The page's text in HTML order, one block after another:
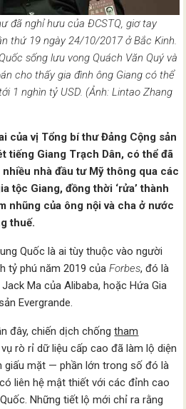
đã nghỉ hưu của ĐCSTQ, giơ tay
thứ 19 ngày 24/10/2017 ở Bắc Kinh.
sống lưu vong Quách Văn Quý và
cho thấy gia đình ông Giang có thể
1 nghìn tỷ USD. (Ảnh: Lintao Zhang
của vị Tổng bí thư Đảng Cộng sản
tiếng Giang Trạch Dân, có thể đã
nhà đầu tư Mỹ thông qua các
tộc Giang, đồng thời ‘rửa’ thành
nhũng của ông nội và cha ở nước
thuế.
Quốc là ai tùy thuộc vào người
tỷ phú năm 2019 củaForbes, đó là
Ma của Alibaba, hoặc Hứa Gia
Evergrande.
đây, chiến dịch chốngtham
rò rỉ dữ liệu cấp cao đã làm lộ diện
giấu mặt — phần lớn trong số đó là
liên hệ mật thiết với các đỉnh cao
Những tiết lộ mới chỉ ra rằng